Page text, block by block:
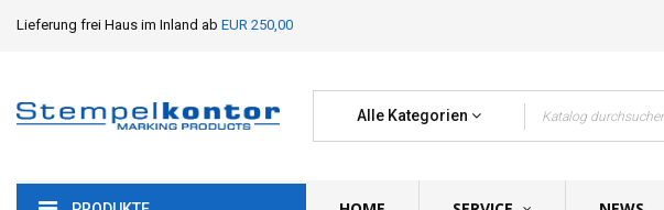
Lieferung frei Haus im Inland ab EUR 250,00
Alle Kategorien